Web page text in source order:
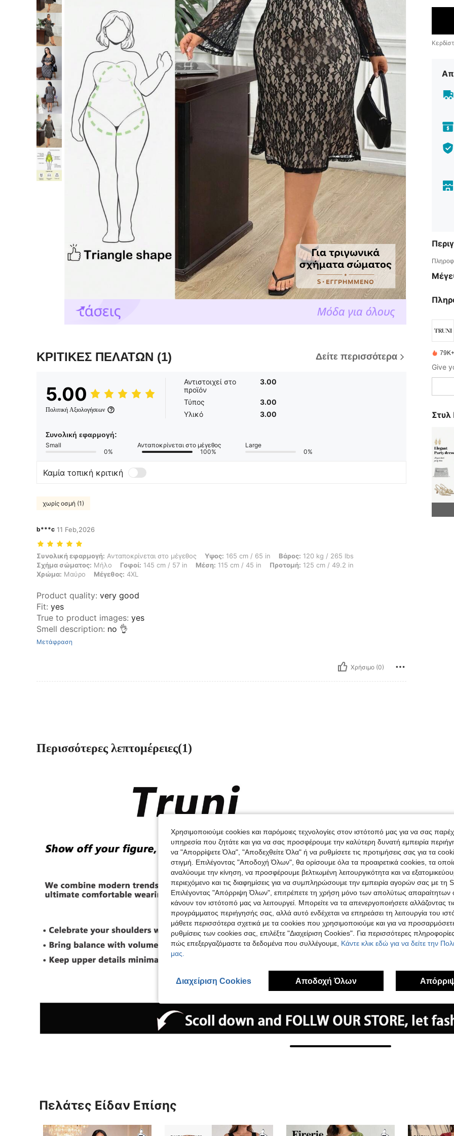
ΚΡΙΤΙΚΕΣ ΠΕΛΑΤΩΝ (1) Δείτε περισσότερα
5.00
Πολιτική Αξιολογήσεων
Αντιστοιχεί στο
προϊόν
3.00
Τύπος
3.00
Υλικό
3.00
Συνολική εφαρμογή:
Small
0%
Ανταποκρίνεται στο μέγεθος
100%
Large
0%
Καμία τοπική κριτική
χωρίς οσμή (1)
b***c 11 Feb,2026
Συνολική εφαρμογή: Ανταποκρίνεται στο μέγεθος, Υψος: 165 cm / 65 in, Βάρος: 120 kg / 265 lbs, Σχήμα σώματος: Μήλο, Γοφοί: 145 cm / 57 in,
Συνολική εφαρμογή: Ανταποκρίνεται στο μέγεθος Υψος: 165 cm / 65 in Βάρος: 120 kg / 265 lbs
Σχήμα σώματος: Μήλο Γοφοί: 145 cm / 57 in Μέση: 115 cm / 45 in Προτομή: 125 cm / 49.2 in
Χρώμα: Μαύρο Μέγεθος: 4XL
Product quality: very good
Fit: yes
True to product images: yes
Smell description: no 👌
Μετάφραση
Χρήσιμο (0)
Στυλ
Περισσότερες λεπτομέρειες(1)
Πελάτες Είδαν Επίσης
Χρησιμοποιούμε cookies και παρόμοιες τεχνολογίες στον ιστότοπό μας για να σας
υπηρεσία που ζητάτε και για να σας προσφέρουμε την καλύτερη δυνατή εμπειρία
να "Απορρίψετε Όλα", "Αποδεχθείτε Όλα" ή να ρυθμίσετε τις προτιμήσεις σας για τα
στιγμή. Επιλέγοντας "Αποδοχή Όλων", θα ορίσουμε όλα τα προαιρετικά cookies, τα
αναλύουμε την κίνηση, να προσφέρουμε βελτιωμένη λειτουργικότητα και να
περιεχόμενο και τις διαφημίσεις για να συμπληρώσουμε την εμπειρία αγορών σας με τη
Επιλέγοντας "Απόρριψη Όλων", επιτρέπετε τη χρήση μόνο των απολύτως
κάνουν τον ιστότοπό μας να λειτουργεί. Μπορείτε να τα απενεργοποιήσετε αλλάζοντας
προγράμματος περιήγησής σας, αλλά αυτό ενδέχεται να επηρεάσει τη λειτουργία του
μάθετε περισσότερα σχετικά με τα cookies που χρησιμοποιούμε και για να προσαρμόσετε
ρυθμίσεις των cookies σας, επιλέξτε "Διαχείριση Cookies". Για περισσότερες
πώς επεξεργαζόμαστε τα δεδομένα που συλλέγουμε, Κάντε κλικ εδώ για να δείτε την
μας.
Διαχείριση Cookies Αποδοχή Όλων